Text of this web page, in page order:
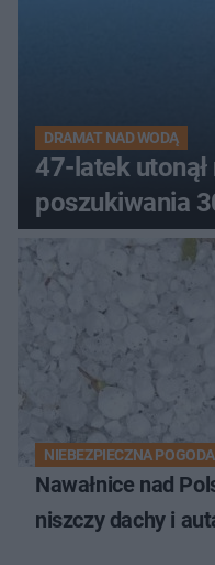
DRAMAT NAD WODĄ
47-latek
poszukiwania
NIEBEZPIECZNA POGODA
Nawałnice nad
niszczy dachy i